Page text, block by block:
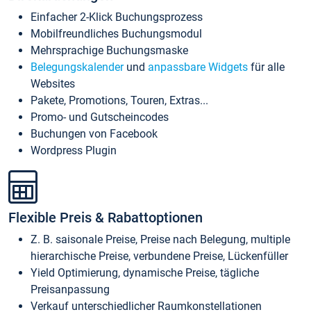
Einfacher 2-Klick Buchungsprozess
Mobilfreundliches Buchungsmodul
Mehrsprachige Buchungsmaske
Belegungskalenderund anpassbare Widgets für alle
Websites
Pakete, Promotions, Touren, Extras...
Promo- und Gutscheincodes
Buchungen von Facebook
Wordpress Plugin
Flexible Preis & Rabattoptionen
Z. B. saisonale Preise, Preise nach Belegung, multiple
hierarchische Preise, verbundene Preise, Lückenfüller
Yield Optimierung, dynamische Preise, tägliche
Preisanpassung
Verkauf unterschiedlicher Raumkonstellationen